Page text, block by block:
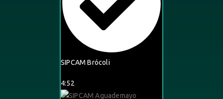
SIPCAM Brócoli
4:52